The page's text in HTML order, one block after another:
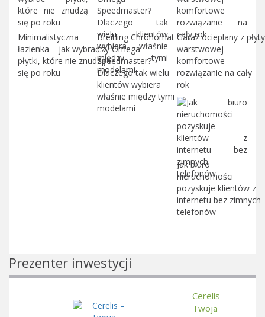
Minimalistyczna
łazienka – jak wybrać
płytki, które nie znudzą
się po roku
Breitling Chronomat
czy Omega
Speedmaster?
Dlaczego tak wielu
klientów wybiera
właśnie między tymi
modelami
Garaż ocieplany z płyty
warstwowej –
komfortowe
rozwiązanie na cały
rok
Jak biuro
nieruchomości
pozyskuje klientów z
internetu bez zimnych
telefonów
Prezenter inwestycji
Cerelis –
Twoja